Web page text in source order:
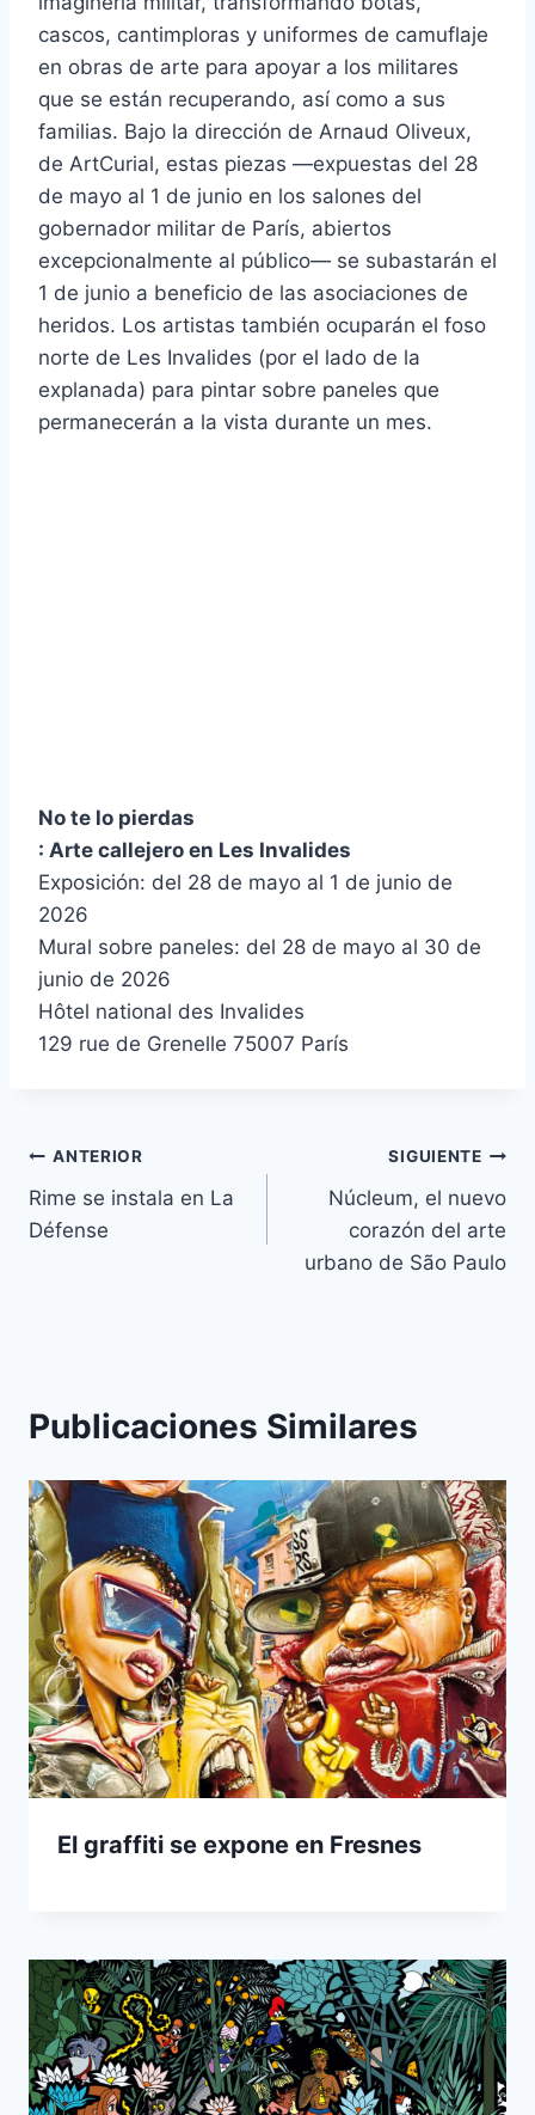
cascos, cantimploras y uniformes de camuflaje
en obras de arte para apoyar a los militares
que se están recuperando, así como a sus
familias. Bajo la dirección de Arnaud Oliveux,
de ArtCurial, estas piezas —expuestas del 28
de mayo al 1 de junio en los salones del
gobernador militar de París, abiertos
excepcionalmente al público— se subastarán el
1 de junio a beneficio de las asociaciones de
heridos. Los artistas también ocuparán el foso
norte de Les Invalides (por el lado de la
explanada) para pintar sobre paneles que
permanecerán a la vista durante un mes.
No te lo pierdas
: Arte callejero en Les Invalides
Exposición: del 28 de mayo al 1 de junio de
2026
Mural sobre paneles: del 28 de mayo al 30 de
junio de 2026
Hôtel national des Invalides
129 rue de Grenelle 75007 París
Navegación
de
ANTERIOR
Rime se instala en La
Défense
SIGUIENTE
Núcleum, el nuevo
corazón del arte
urbano de São Paulo
Publicaciones Similares
El graffiti se expone en Fresnes